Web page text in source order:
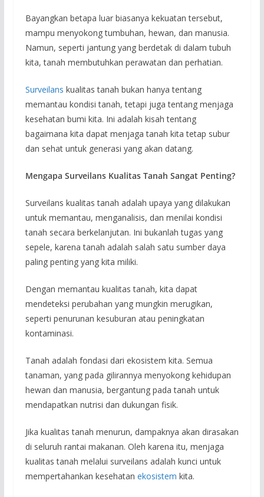
Bayangkan betapa luar biasanya kekuatan tersebut,
mampu menyokong tumbuhan, hewan, dan manusia.
Namun, seperti jantung yang berdetak di dalam tubuh
kita, tanah membutuhkan perawatan dan perhatian.
Surveilans kualitas tanah bukan hanya tentang
memantau kondisi tanah, tetapi juga tentang menjaga
kesehatan bumi kita. Ini adalah kisah tentang
bagaimana kita dapat menjaga tanah kita tetap subur
dan sehat untuk generasi yang akan datang.
Mengapa Surveilans Kualitas Tanah Sangat Penting?
Surveilans kualitas tanah adalah upaya yang dilakukan
untuk memantau, menganalisis, dan menilai kondisi
tanah secara berkelanjutan. Ini bukanlah tugas yang
sepele, karena tanah adalah salah satu sumber daya
paling penting yang kita miliki.
Dengan memantau kualitas tanah, kita dapat
mendeteksi perubahan yang mungkin merugikan,
seperti penurunan kesuburan atau peningkatan
kontaminasi.
Tanah adalah fondasi dari ekosistem kita. Semua
tanaman, yang pada gilirannya menyokong kehidupan
hewan dan manusia, bergantung pada tanah untuk
mendapatkan nutrisi dan dukungan fisik.
Jika kualitas tanah menurun, dampaknya akan dirasakan
di seluruh rantai makanan. Oleh karena itu, menjaga
kualitas tanah melalui surveilans adalah kunci untuk
mempertahankan kesehatan ekosistem kita.